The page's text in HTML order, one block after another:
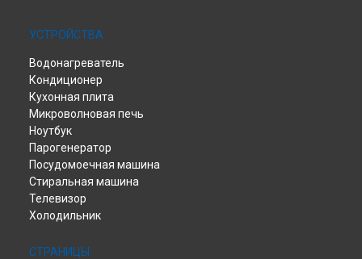
УСТРОЙСТВА
Водонагреватель
Кондиционер
Кухонная плита
Микроволновая печь
Ноутбук
Парогенератор
Посудомоечная машина
Стиральная машина
Телевизор
Холодильник
СТРАНИЦЫ